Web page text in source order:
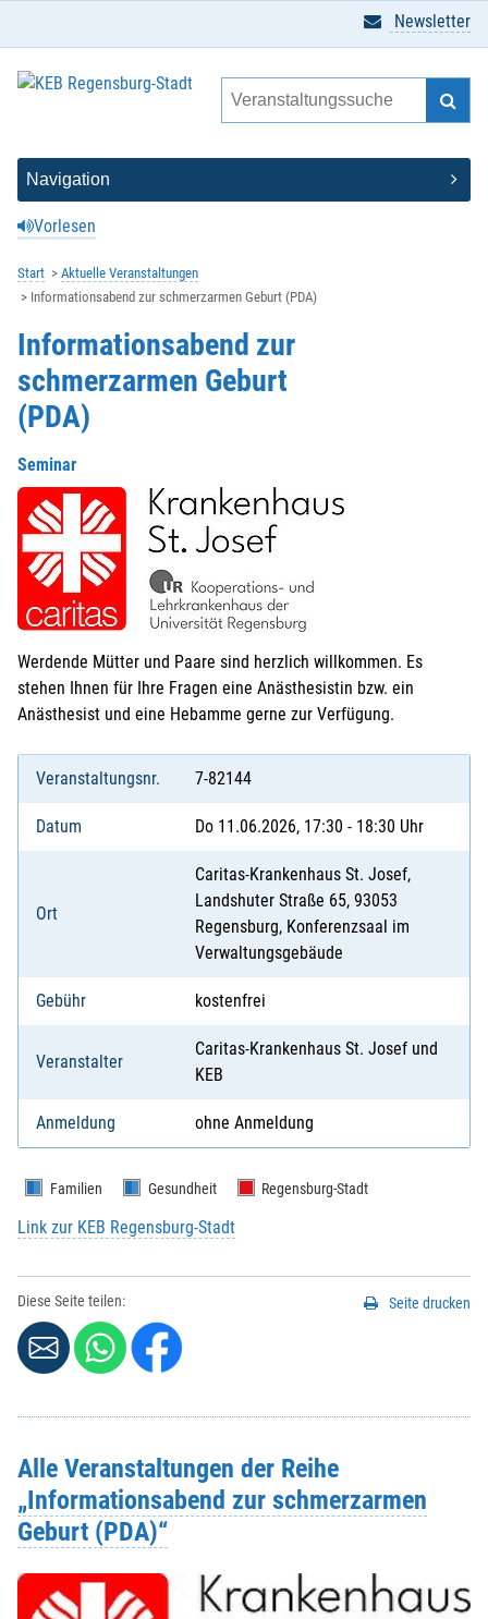
Vorlesen
Newsletter
Start
Aktuelle Veranstaltungen
Informationsabend zur schmerzarmen Geburt (PDA)
Informationsabend zur
schmerzarmen Geburt
(PDA)
Seminar
Werdende Mütter und Paare sind herzlich willkommen. Es
stehen Ihnen für Ihre Fragen eine Anästhesistin bzw. ein
Anästhesist und eine Hebamme gerne zur Verfügung.
Veranstaltungsnr. 7-82144
Datum Do 11.06.2026, 17:30 - 18:30 Uhr
Ort
Caritas-Krankenhaus St. Josef,
Landshuter Straße 65, 93053
Regensburg, Konferenzsaal im
Verwaltungsgebäude
Gebühr kostenfrei
Veranstalter
Caritas-Krankenhaus St. Josef und
KEB
Anmeldung ohne Anmeldung
Familien Gesundheit Regensburg-Stadt
Link zur KEB Regensburg-Stadt
Diese Seite teilen: Seite drucken
Alle Veranstaltungen der Reihe
„Informationsabend zur schmerzarmen
Geburt (PDA)“